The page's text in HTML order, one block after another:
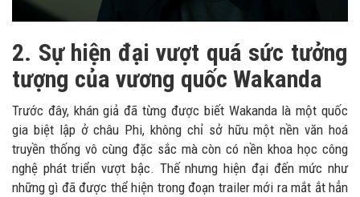
2. Sự hiện đại vượt quá sức tưởng
tượng của vương quốc Wakanda
Trước đây, khán giả đã từng được biết Wakanda là một quốc
gia biệt lập ở châu Phi, không chỉ sở hữu một nền văn hoá
truyền thống vô cùng đặc sắc mà còn có nền khoa học công
nghệ phát triển vượt bậc. Thế nhưng hiện đại đến mức như
những gì đã được thể hiện trong đoạn trailer mới ra mắt ắt hẳn